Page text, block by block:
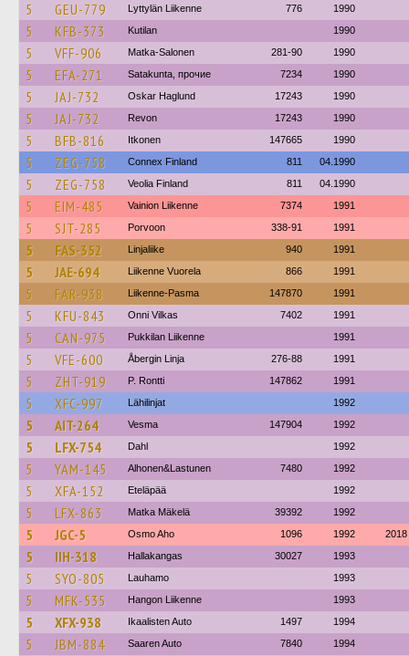
5 GEU-779 Lyttylän Liikenne 776 1990
5 KFB-373 Kutilan 1990
5 VFF-906 Matka-Salonen 281-90 1990
5 EFA-271 Satakunta, прочие 7234 1990
5 JAJ-732 Oskar Haglund 17243 1990
5 JAJ-732 Revon 17243 1990
5 BFB-816 Itkonen 147665 1990
5 ZEG-758 Connex Finland 811 04.1990
5 ZEG-758 Veolia Finland 811 04.1990
5 EIM-485 Vainion Liikenne 7374 1991
5 SJT-285 Porvoon 338-91 1991
5 FAS-352 Linjaliike 940 1991
5 JAE-694 Liikenne Vuorela 866 1991
5 FAR-938 Liikenne-Pasma 147870 1991
5 KFU-843 Onni Vilkas 7402 1991
5 CAN-975 Pukkilan Liikenne 1991
5 VFE-600 Åbergin Linja 276-88 1991
5 ZHT-919 P. Rontti 147862 1991
5 XFC-997 Lähilinjat 1992
5 AIT-264 Vesma 147904 1992
5 LFX-754 Dahl 1992
5 YAM-145 Alhonen&Lastunen 7480 1992
5 XFA-152 Eteläpää 1992
5 LFX-863 Matka Mäkelä 39392 1992
5 JGC-5 Osmo Aho 1096 1992 2018
5 IIH-318 Hallakangas 30027 1993
5 SYO-805 Lauhamo 1993
5 MFK-535 Hangon Liikenne 1993
5 XFX-938 Ikaalisten Auto 1497 1994
5 JBM-884 Saaren Auto 7840 1994